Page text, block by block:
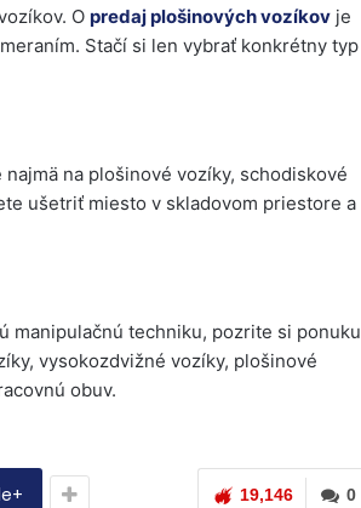
O predaj plošinových vozíkov je
Stačí si len vybrať konkrétny typ
na plošinové vozíky, schodiskové
ušetriť miesto v skladovom priestore a
manipulačnú techniku, pozrite si ponuku
vysokozdvižné vozíky, plošinové
obuv.
0
19,146